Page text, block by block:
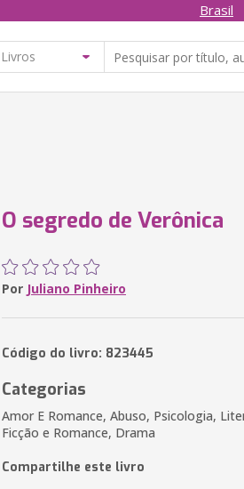
Brasil
O segredo de Verônica
Por Juliano Pinheiro
Código do livro: 823445
Categorias
Amor E Romance, Abuso, Psicologia,
Ficção e Romance, Drama
Compartilhe este livro